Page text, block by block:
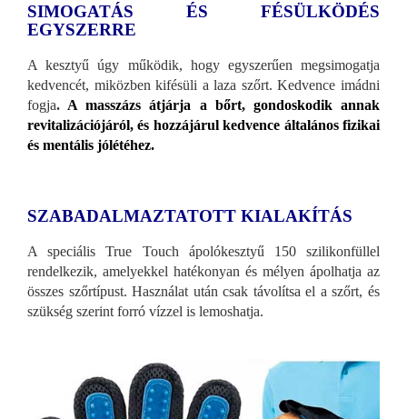
SIMOGATÁS ÉS FÉSÜLKÖDÉS
EGYSZERRE
A kesztyű úgy működik, hogy egyszerűen megsimogatja
kedvencét, miközben kifésüli a laza szőrt. Kedvence imádni
fogja. A masszázs átjárja a bőrt, gondoskodik annak
revitalizációjáról, és hozzájárul kedvence általános fizikai
és mentális jólétéhez.
SZABADALMAZTATOTT KIALAKÍTÁS
A speciális True Touch ápolókesztyű 150 szilikonfüllel
rendelkezik, amelyekkel hatékonyan és mélyen ápolhatja az
összes szőrtípust. Használat után csak távolítsa el a szőrt, és
szükség szerint forró vízzel is lemoshatja.